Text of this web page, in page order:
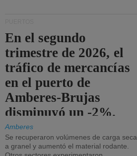
En el segundo
trimestre de 2026, el
tráfico de mercancías
en el puerto de
Amberes-Brujas
disminuyó un -2%.
Amberes
Se recuperaron volúmenes de carga seca
a granel y aumentó el material rodante.